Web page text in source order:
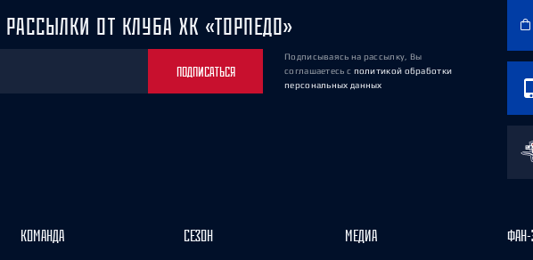
ОТ КЛУБА ХК «ТОРПЕДО»
ПОДПИСАТЬСЯ
Подписываясь на рассылку, Вы
соглашаетесь с политикой обработки
персональных данных
КОМАНДА СЕЗОН МЕДИА ФАН-